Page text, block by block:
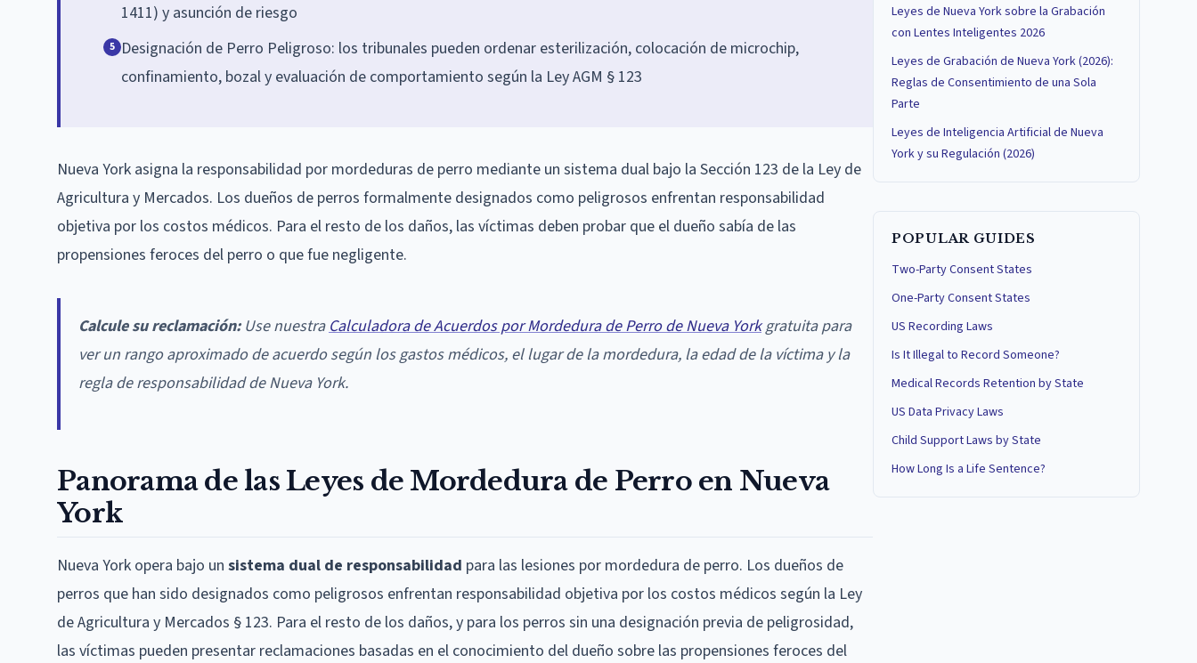
1411) y asunción de riesgo
5 Designación de Perro Peligroso: los tribunales pueden ordenar esterilización, colocación de microchip,
confinamiento, bozal y evaluación de comportamiento según la Ley AGM § 123
Nueva York asigna la responsabilidad por mordeduras de perro mediante un sistema dual bajo la Sección 123 de la Ley de
Agricultura y Mercados. Los dueños de perros formalmente designados como peligrosos enfrentan responsabilidad
objetiva por los costos médicos. Para el resto de los daños, las víctimas deben probar que el dueño sabía de las
propensiones feroces del perro o que fue negligente.
Calcule su reclamación:Use nuestra Calculadora de Acuerdos por Mordedura de Perro de Nueva Yorkgratuita para
ver un rango aproximado de acuerdo según los gastos médicos, el lugar de la mordedura, la edad de la víctima y la
regla de responsabilidad de Nueva York.
Panorama de las Leyes de Mordedura de Perro en Nueva
York
Nueva York opera bajo un sistema dual de responsabilidad para las lesiones por mordedura de perro. Los dueños de
perros que han sido designados como peligrosos enfrentan responsabilidad objetiva por los costos médicos según la Ley
de Agricultura y Mercados § 123. Para el resto de los daños, y para los perros sin una designación previa de peligrosidad,
las víctimas pueden presentar reclamaciones basadas en el conocimiento del dueño sobre las propensiones feroces del
Leyes de Nueva York sobre la Grabación
con Lentes Inteligentes 2026
Leyes de Grabación de Nueva York (2026):
Reglas de Consentimiento de una Sola
Parte
Leyes de Inteligencia Artificial de Nueva
York y su Regulación (2026)
POPULAR GUIDES
Two-Party Consent States
One-Party Consent States
US Recording Laws
Is It Illegal to Record Someone?
Medical Records Retention by State
US Data Privacy Laws
Child Support Laws by State
How Long Is a Life Sentence?